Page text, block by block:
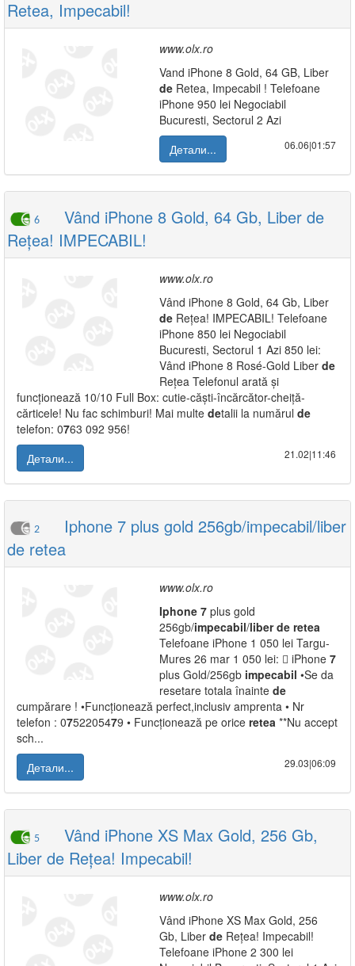
Retea, Impecabil!
www.olx.ro
Vand iPhone 8 Gold, 64 GB, Liber
de Retea, Impecabil ! Telefoane
iPhone 950 lei Negociabil
Bucuresti, Sectorul 2 Azi
Детали...
06.06|01:57
6
Vând iPhone 8 Gold, 64 Gb, Liber de
Rețea! IMPECABIL!
www.olx.ro
Vând iPhone 8 Gold, 64 Gb, Liber
de Rețea! IMPECABIL! Telefoane
iPhone 850 lei Negociabil
Bucuresti, Sectorul 1 Azi 850 lei:
Vând iPhone 8 Rosé-Gold Liber de
Rețea Telefonul arată și
funcționează 10/10 Full Box: cutie-căști-încărcător-cheiță-
cărticele! Nu fac schimburi! Mai multe detalii la numărul de
telefon: 0763 092 956!
Детали...
21.02|11:46
2
Iphone 7 plus gold 256gb/impecabil/liber
de retea
www.olx.ro
Iphone 7 plus gold
256gb/impecabil/liber de retea
Telefoane iPhone 1 050 lei Targu-
Mures 26 mar 1 050 lei:  iPhone 7
plus Gold/256gb impecabil •Se da
resetare totala înainte de
cumpărare ! •Funcționează perfect,inclusiv amprenta • Nr
telefon : 0752205479 • Funcționează pe orice retea **Nu accept
sch...
Детали...
29.03|06:09
5
Vând iPhone XS Max Gold, 256 Gb,
Liber de Rețea! Impecabil!
www.olx.ro
Vând iPhone XS Max Gold, 256
Gb, Liber de Rețea! Impecabil!
Telefoane iPhone 2 300 lei